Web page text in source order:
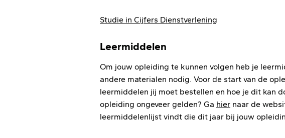
Studie in Cijfers Dienstverlening
Leermiddelen
Om jouw opleiding te kunnen volgen heb je
andere materialen nodig. Voor de start van de
leermiddelen jij moet bestellen en hoe je dit kan
opleiding ongeveer gelden? Ga hier naar de
leermiddelenlijst vindt die dit jaar bij jouw